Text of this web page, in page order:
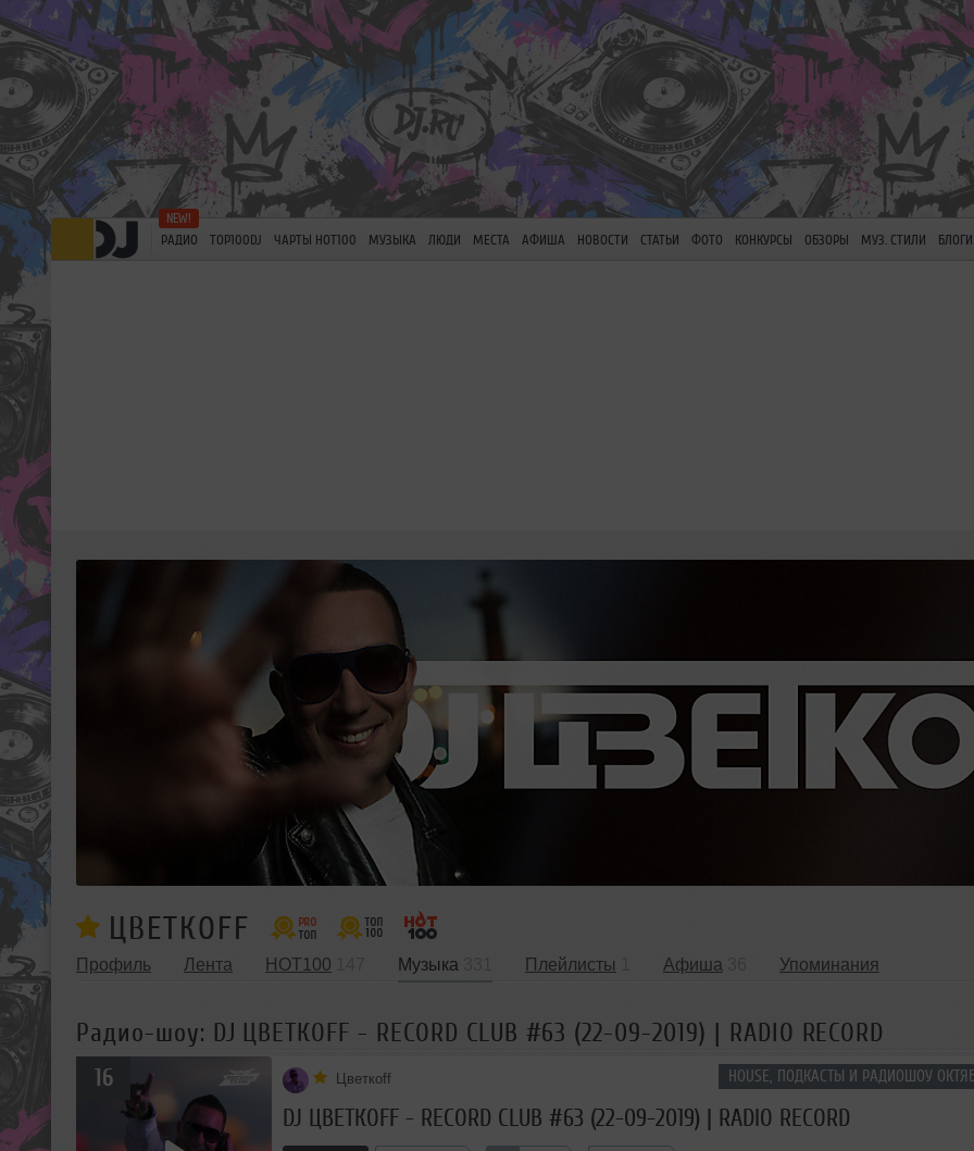
РАДИО TOP100DJ ЧАРТЫ HOT100 МУЗЫКА ЛЮДИ МЕСТА АФИША НОВОСТИ СТАТЬИ ФОТО КОНКУРСЫ ОБЗОРЫ МУЗ. СТИЛИ БЛОГИ
ЦВЕТКОFF
Профиль Лента HOT100 Музыка Плейлисты Афиша Упоминания
Радио-шоу: DJ ЦВЕТКОFF - RECORD CLUB #63 (22-09-2019) | RADIO RECORD
HOUSE, ПОДКАСТЫ И РАДИОШОУ
16 Цветкоff
DJ ЦВЕТКОFF - RECORD CLUB #63 (22-09-2019) | RADIO RECORD